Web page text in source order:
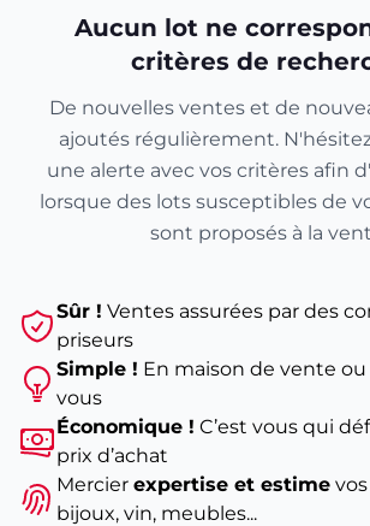
Aucun lot ne
critères de
De nouvelles ventes et de
ajoutés régulièrement.
une alerte avec vos critères afin
lorsque des lots susceptibles de
sont proposés à la
Sûr ! Ventes assurées par des
priseurs
Simple ! En maison de vente
vous
Économique ! C’est vous qui
prix d’achat
Mercier expertise et estimevos
bijoux, vin, meubles...